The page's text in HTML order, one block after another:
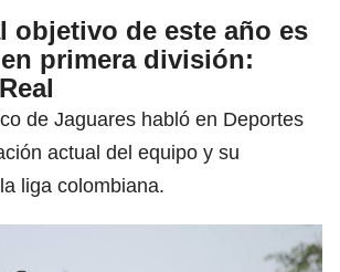
objetivo de este año es
primera división:
de Jaguares habló en Deportes
actual del equipo y su
liga colombiana.